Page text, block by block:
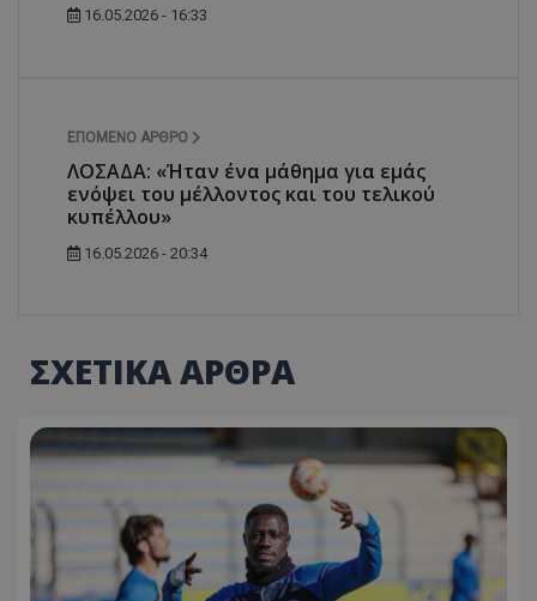
16.05.2026 - 16:33
ΕΠΌΜΕΝΟ ΆΡΘΡΟ
ΛΟΣΑΔΑ: «Ήταν ένα μάθημα για εμάς
ενόψει του μέλλοντος και του τελικού
κυπέλλου»
16.05.2026 - 20:34
ΣΧΕΤΙΚΑ ΑΡΘΡΑ